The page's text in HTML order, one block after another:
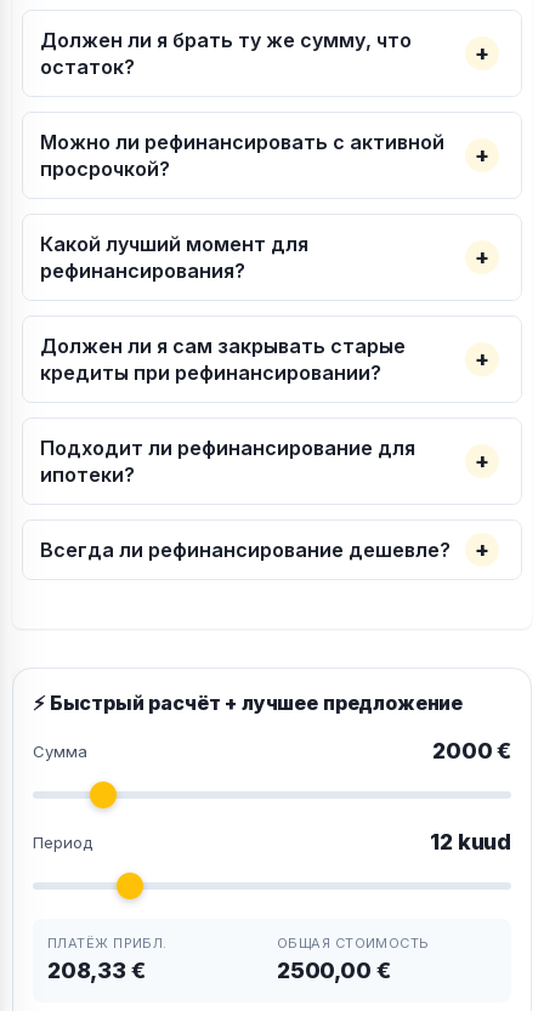
Должен ли я брать ту же сумму, что
остаток?
Можно ли рефинансировать с активной
просрочкой?
Какой лучший момент для
рефинансирования?
Должен ли я сам закрывать старые
кредиты при рефинансировании?
Подходит ли рефинансирование для
ипотеки?
Всегда ли рефинансирование дешевле?
⚡ Быстрый расчёт + лучшее предложение
Сумма 2000 €
Период 12 kuud
ПЛАТЁЖ ПРИБЛ.
208,33 €
ОБЩАЯ СТОИМОСТЬ
2500,00 €